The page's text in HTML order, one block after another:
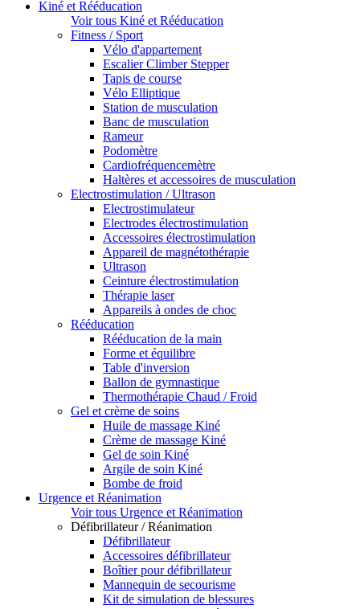
Kiné et Rééducation
Voir tous Kiné et Rééducation
Fitness / Sport
Vélo d'appartement
Escalier Climber Stepper
Tapis de course
Vélo Elliptique
Station de musculation
Banc de musculation
Rameur
Podomètre
Cardiofréquencemètre
Haltères et accessoires de musculation
Electrostimulation / Ultrason
Electrostimulateur
Electrodes électrostimulation
Accessoires électrostimulation
Appareil de magnétothérapie
Ultrason
Ceinture électrostimulation
Thérapie laser
Appareils à ondes de choc
Rééducation
Rééducation de la main
Forme et équilibre
Table d'inversion
Ballon de gymnastique
Thermothérapie Chaud / Froid
Gel et crème de soins
Huile de massage Kiné
Crème de massage Kiné
Gel de soin Kiné
Argile de soin Kiné
Bombe de froid
Urgence et Réanimation
Voir tous Urgence et Réanimation
Défibrillateur / Réanimation
Défibrillateur
Accessoires défibrillateur
Boîtier pour défibrillateur
Mannequin de secourisme
Kit de simulation de blessures